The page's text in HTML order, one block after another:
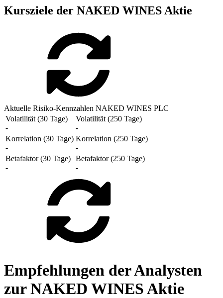
Kursziele der NAKED WINES Aktie
Aktuelle Risiko-Kennzahlen NAKED WINES PLC
Volatilität (30 Tage)
-
Volatilität (250 Tage)
-
Korrelation (30 Tage)
-
Korrelation (250 Tage)
-
Betafaktor (30 Tage)
-
Betafaktor (250 Tage)
-
Empfehlungen der Analysten
zur NAKED WINES Aktie